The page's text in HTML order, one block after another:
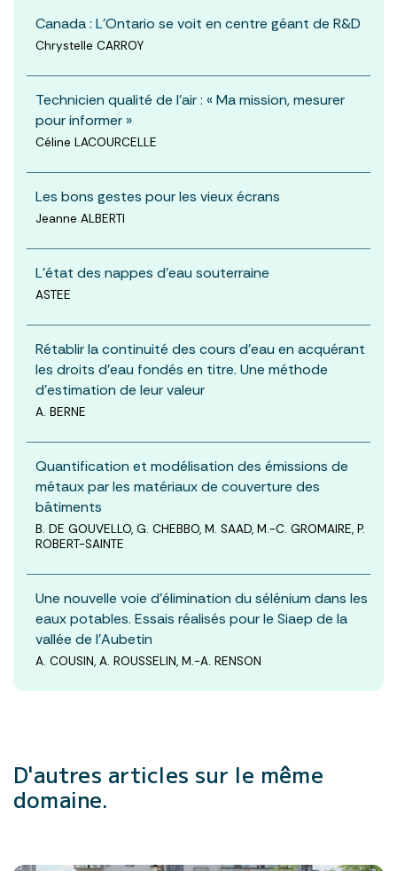
Canada : L’Ontario se voit en centre géant de R&D
Chrystelle CARROY
Technicien qualité de l'air : « Ma mission, mesurer
pour informer »
Céline LACOURCELLE
Les bons gestes pour les vieux écrans
Jeanne ALBERTI
L'état des nappes d'eau souterraine
ASTEE
Rétablir la continuité des cours d’eau en acquérant
les droits d’eau fondés en titre. Une méthode
d’estimation de leur valeur
A. BERNE
Quantification et modélisation des émissions de
métaux par les matériaux de couverture des
bâtiments
B. DE GOUVELLO, G. CHEBBO, M. SAAD, M.-C. GROMAIRE, P.
ROBERT-SAINTE
Une nouvelle voie d’élimination du sélénium dans les
eaux potables. Essais réalisés pour le Siaep de la
vallée de l’Aubetin
A. COUSIN, A. ROUSSELIN, M.-A. RENSON
D'autres articles sur le même
domaine.